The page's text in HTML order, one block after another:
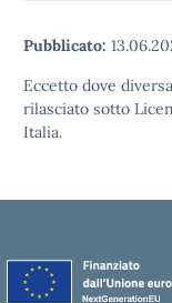
Pubblicato:
Eccetto dove
rilasciato sotto
Italia.